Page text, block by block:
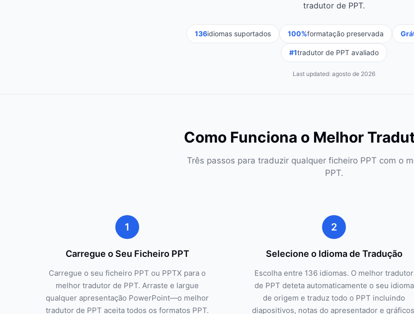
tradutor de PPT.
136idiomas suportados 100%formatação preservada
#1tradutor de PPT avaliado
Last updated: agosto de 2026
Como Funciona o Melhor
Três passos para traduzir qualquer ficheiro PPT com o
PPT.
1
Carregue o Seu Ficheiro PPT
Carregue o seu ficheiro PPT ou PPTX para o
melhor tradutor de PPT. Arraste e largue
qualquer apresentação PowerPoint—o melhor
tradutor de PPT aceita todos os formatos PPT.
2
Selecione o Idioma de Tradução
Escolha entre 136 idiomas. O melhor tradutor
de PPT deteta automaticamente o seu idioma
de origem e traduz todo o PPT incluindo
diapositivos, notas do apresentador e